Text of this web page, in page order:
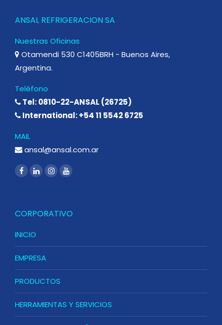
ANSAL REFRIGERACION SA
Nuestras Oficinas
Otamendi 530 C1405BRH - Buenos Aires,
Argentina.
Teléfono
Tel: 0810-22-ANSAL (26725)
International: +54 11 5542 6725
MAIL
ansal@ansal.com.ar
CORPORATIVO
INICIO
EMPRESA
PRODUCTOS
HERRAMIENTAS Y SERVICIOS